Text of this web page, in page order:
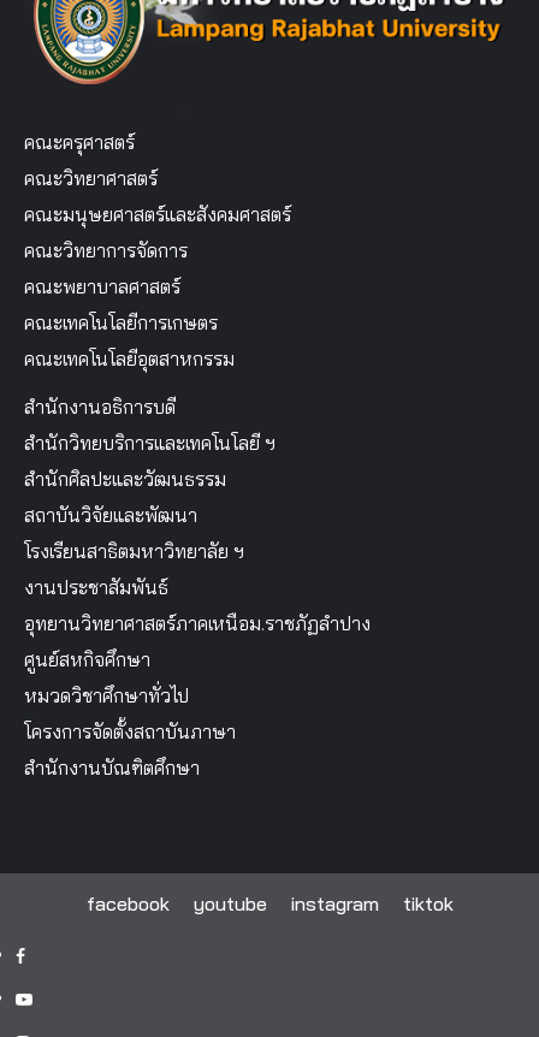
คณะครุศาสตร์
คณะวิทยาศาสตร์
คณะมนุษยศาสตร์และสังคมศาสตร์
คณะวิทยาการจัดการ
คณะพยาบาลศาสตร์
คณะเทคโนโลยีการเกษตร
คณะเทคโนโลยีอุตสาหกรรม
สำนักงานอธิการบดี
สำนักวิทยบริการและเทคโนโลยี ฯ
สำนักศิลปะและวัฒนธรรม
สถาบันวิจัยและพัฒนา
โรงเรียนสาธิตมหาวิทยาลัย ฯ
งานประชาสัมพันธ์
อุทยานวิทยาศาสตร์ภาคเหนือม.ราชภัฏลำปาง
ศูนย์สหกิจศึกษา
หมวดวิชาศึกษาทั่วไป
โครงการจัดตั้งสถาบันภาษา
สำนักงานบัณฑิตศึกษา
facebook youtube instagram tiktok
facebook
youtube